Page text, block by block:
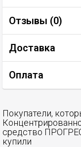
Отзывы (0)
Доставка
Оплата
Покупатели,
средство
купили